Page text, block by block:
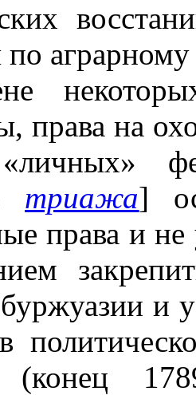
по
права на
триажа]
права и не
и
(конец